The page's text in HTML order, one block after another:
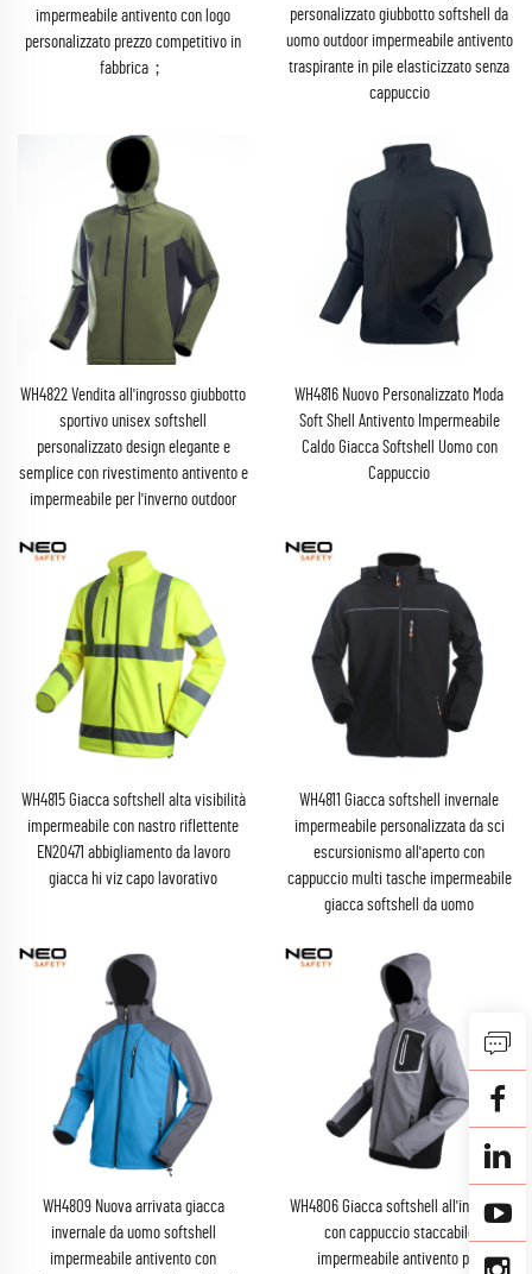
impermeabile antivento con logo
personalizzato prezzo competitivo in
fabbrica；
personalizzato giubbotto softshell da
uomo outdoor impermeabile antivento
traspirante in pile elasticizzato senza
cappuccio
WH4822 Vendita all'ingrosso giubbotto
sportivo unisex softshell
personalizzato design elegante e
semplice con rivestimento antivento e
impermeabile per l'inverno outdoor
WH4816 Nuovo Personalizzato Moda
Soft Shell Antivento Impermeabile
Caldo Giacca Softshell Uomo con
Cappuccio
WH4815 Giacca softshell alta visibilità
impermeabile con nastro riflettente
EN20471 abbigliamento da lavoro
giacca hi viz capo lavorativo
WH4811 Giacca softshell invernale
impermeabile personalizzata da sci
escursionismo all'aperto con
cappuccio multi tasche impermeabile
giacca softshell da uomo
WH4809 Nuova arrivata giacca
invernale da uomo softshell
impermeabile antivento con
WH4806 Giacca softshell all'ingrosso
con cappuccio staccabile
impermeabile antivento per